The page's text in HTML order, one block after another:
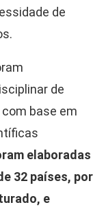
de
de
base em
elaboradas
32 países, por
e